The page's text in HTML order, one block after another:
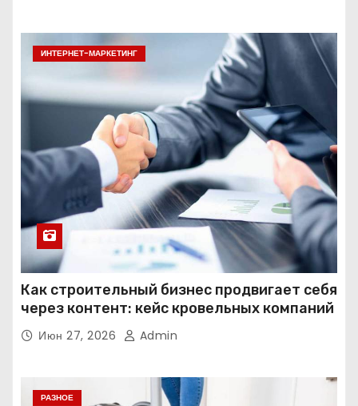
ИНТЕРНЕТ-МАРКЕТИНГ
Как строительный бизнес продвигает себя
через контент: кейс кровельных компаний
Июн 27, 2026 Admin
РАЗНОЕ